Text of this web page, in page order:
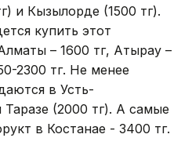
и Кызылорде (1500 тг).
купить этот
– 1600 тг, Атырау –
2300 тг. Не менее
в Усть-
(2000 тг). А самые
в Костанае - 3400 тг.